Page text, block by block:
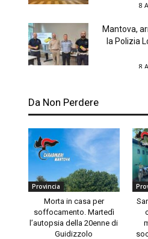
8
Mantova,
la Polizia
8
Da Non Perdere
Provincia
Morta in casa per
soffocamento. Martedì
l’autopsia della 20enne di
Guidizzolo